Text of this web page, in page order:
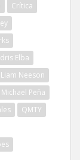
Crítica
Elba
Liam Neeson
Michael Peña
QMTY